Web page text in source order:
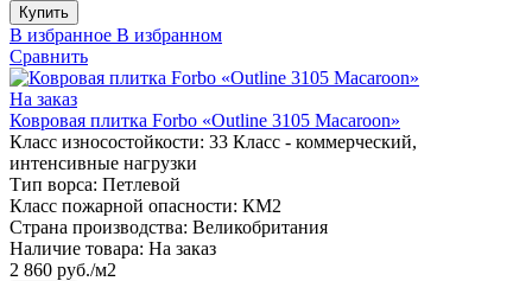
Купить
В избранное В избранном
Сравнить
На заказ
Ковровая плитка Forbo «Outline 3105 Macaroon»
Класс износостойкости: 33 Класс - коммерческий,
интенсивные нагрузки
Тип ворса: Петлевой
Класс пожарной опасности: КМ2
Страна производства: Великобритания
Наличие товара: На заказ
2 860 руб./м2